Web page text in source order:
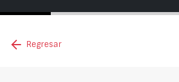
Regresar